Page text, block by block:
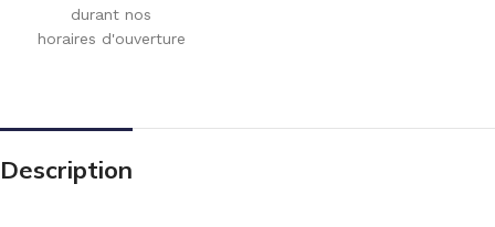
durant nos
horaires d'ouverture
Description